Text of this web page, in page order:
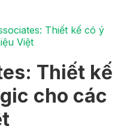
Thiết kế có ý
Việt
Thiết kế
cho các